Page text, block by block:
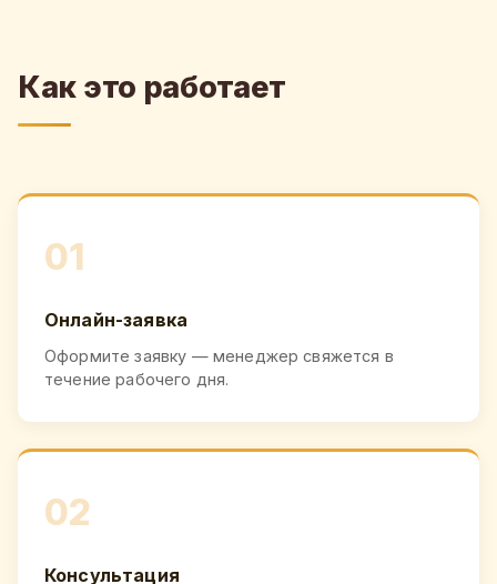
Как это работает
01
Онлайн-заявка
Оформите заявку — менеджер свяжется в
течение рабочего дня.
02
Консультация